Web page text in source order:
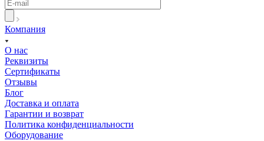
Компания
О нас
Реквизиты
Сертификаты
Отзывы
Блог
Доставка и оплата
Гарантии и возврат
Политика конфиденциальности
Оборудование